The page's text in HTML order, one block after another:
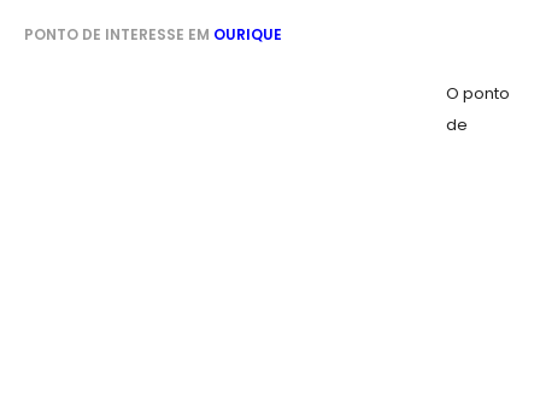
PONTO DE INTERESSE EM OURIQUE
O ponto
de